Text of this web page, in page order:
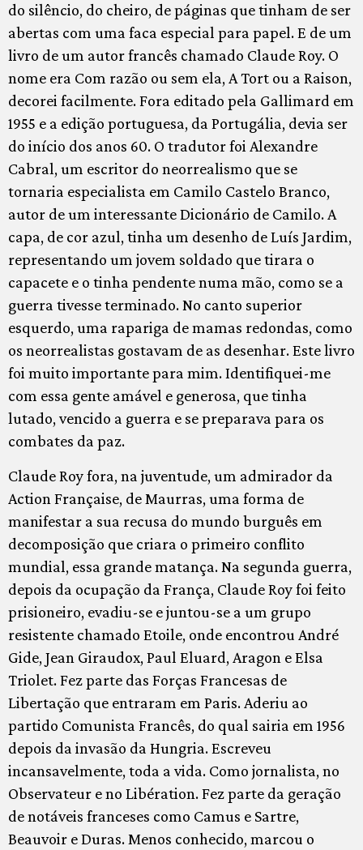
do silêncio, do cheiro, de páginas que tinham de ser
abertas com uma faca especial para papel. E de um
livro de um autor francês chamado Claude Roy. O
nome era Com razão ou sem ela, A Tort ou a Raison,
decorei facilmente. Fora editado pela Gallimard em
1955 e a edição portuguesa, da Portugália, devia ser
do início dos anos 60. O tradutor foi Alexandre
Cabral, um escritor do neorrealismo que se
tornaria especialista em Camilo Castelo Branco,
autor de um interessante Dicionário de Camilo. A
capa, de cor azul, tinha um desenho de Luís Jardim,
representando um jovem soldado que tirara o
capacete e o tinha pendente numa mão, como se a
guerra tivesse terminado. No canto superior
esquerdo, uma rapariga de mamas redondas, como
os neorrealistas gostavam de as desenhar. Este livro
foi muito importante para mim. Identifiquei-me
com essa gente amável e generosa, que tinha
lutado, vencido a guerra e se preparava para os
combates da paz.
Claude Roy fora, na juventude, um admirador da
Action Française, de Maurras, uma forma de
manifestar a sua recusa do mundo burguês em
decomposição que criara o primeiro conflito
mundial, essa grande matança. Na segunda guerra,
depois da ocupação da França, Claude Roy foi feito
prisioneiro, evadiu-se e juntou-se a um grupo
resistente chamado Etoile, onde encontrou André
Gide, Jean Giraudox, Paul Eluard, Aragon e Elsa
Triolet. Fez parte das Forças Francesas de
Libertação que entraram em Paris. Aderiu ao
partido Comunista Francês, do qual sairia em 1956
depois da invasão da Hungria. Escreveu
incansavelmente, toda a vida. Como jornalista, no
Observateur e no Libération. Fez parte da geração
de notáveis franceses como Camus e Sartre,
Beauvoir e Duras. Menos conhecido, marcou o